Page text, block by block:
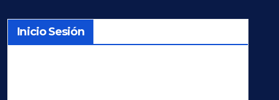
Inicio Sesión